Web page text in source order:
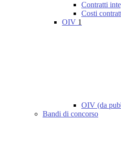
Contratti
Costi
OIV 1
OIV (da
Bandi di concorso